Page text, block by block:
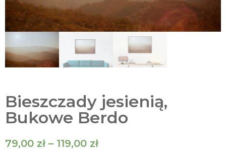
Bieszczady jesienią,
Bukowe Berdo
79,00 zł– 119,00 zł